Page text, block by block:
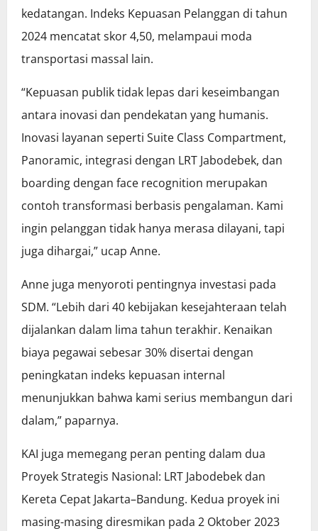
kedatangan. Indeks Kepuasan Pelanggan di tahun
2024 mencatat skor 4,50, melampaui moda
transportasi massal lain.
“Kepuasan publik tidak lepas dari keseimbangan
antara inovasi dan pendekatan yang humanis.
Inovasi layanan seperti Suite Class Compartment,
Panoramic, integrasi dengan LRT Jabodebek, dan
boarding dengan face recognition merupakan
contoh transformasi berbasis pengalaman. Kami
ingin pelanggan tidak hanya merasa dilayani, tapi
juga dihargai,” ucap Anne.
Anne juga menyoroti pentingnya investasi pada
SDM. “Lebih dari 40 kebijakan kesejahteraan telah
dijalankan dalam lima tahun terakhir. Kenaikan
biaya pegawai sebesar 30% disertai dengan
peningkatan indeks kepuasan internal
menunjukkan bahwa kami serius membangun dari
dalam,” paparnya.
KAI juga memegang peran penting dalam dua
Proyek Strategis Nasional: LRT Jabodebek dan
Kereta Cepat Jakarta–Bandung. Kedua proyek ini
masing-masing diresmikan pada 2 Oktober 2023